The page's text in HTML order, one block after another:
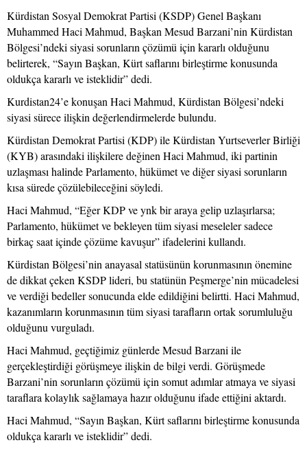
Kürdistan Sosyal Demokrat Partisi (KSDP) Genel Başkanı
Muhammed Haci Mahmud, Başkan Mesud Barzani’nin Kürdistan
Bölgesi’ndeki siyasi sorunların çözümü için kararlı olduğunu
belirterek, “Sayın Başkan, Kürt saflarını birleştirme konusunda
oldukça kararlı ve isteklidir” dedi.
Kurdistan24’e konuşan Haci Mahmud, Kürdistan Bölgesi’ndeki
siyasi sürece ilişkin değerlendirmelerde bulundu.
Kürdistan Demokrat Partisi (KDP) ile Kürdistan Yurtseverler Birliği
(KYB) arasındaki ilişkilere değinen Haci Mahmud, iki partinin
uzlaşması halinde Parlamento, hükümet ve diğer siyasi sorunların
kısa sürede çözülebileceğini söyledi.
Haci Mahmud, “Eğer KDP ve ynk bir araya gelip uzlaşırlarsa;
Parlamento, hükümet ve bekleyen tüm siyasi meseleler sadece
birkaç saat içinde çözüme kavuşur” ifadelerini kullandı.
Kürdistan Bölgesi’nin anayasal statüsünün korunmasının önemine
de dikkat çeken KSDP lideri, bu statünün Peşmerge’nin mücadelesi
ve verdiği bedeller sonucunda elde edildiğini belirtti. Haci Mahmud,
kazanımların korunmasının tüm siyasi tarafların ortak sorumluluğu
olduğunu vurguladı.
Haci Mahmud, geçtiğimiz günlerde Mesud Barzani ile
gerçekleştirdiği görüşmeye ilişkin de bilgi verdi. Görüşmede
Barzani’nin sorunların çözümü için somut adımlar atmaya ve siyasi
taraflara kolaylık sağlamaya hazır olduğunu ifade ettiğini aktardı.
Haci Mahmud, “Sayın Başkan, Kürt saflarını birleştirme konusunda
oldukça kararlı ve isteklidir” dedi.